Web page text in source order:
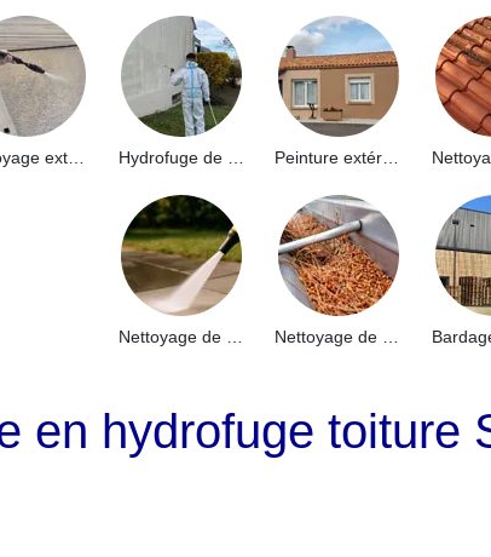
Nettoyage extérieur bâtiment industriel 91
en hydrofuge toiture